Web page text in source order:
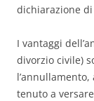
dichiarazione
I vantaggi
divorzio civile)
tenuto a